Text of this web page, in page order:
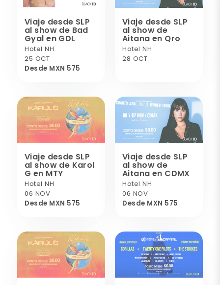
Viaje desde SLP
al show de Bad
Gyal en GDL
Hotel NH
25 OCT
Desde MXN 575
Viaje desde SLP
al show de
Aitana en Qro
Hotel NH
28 OCT
Viaje desde SLP
al show de Karol
G en MTY
Hotel NH
06 NOV
Desde MXN 575
Viaje desde SLP
al show de
Aitana en CDMX
Hotel NH
06 NOV
Desde MXN 575